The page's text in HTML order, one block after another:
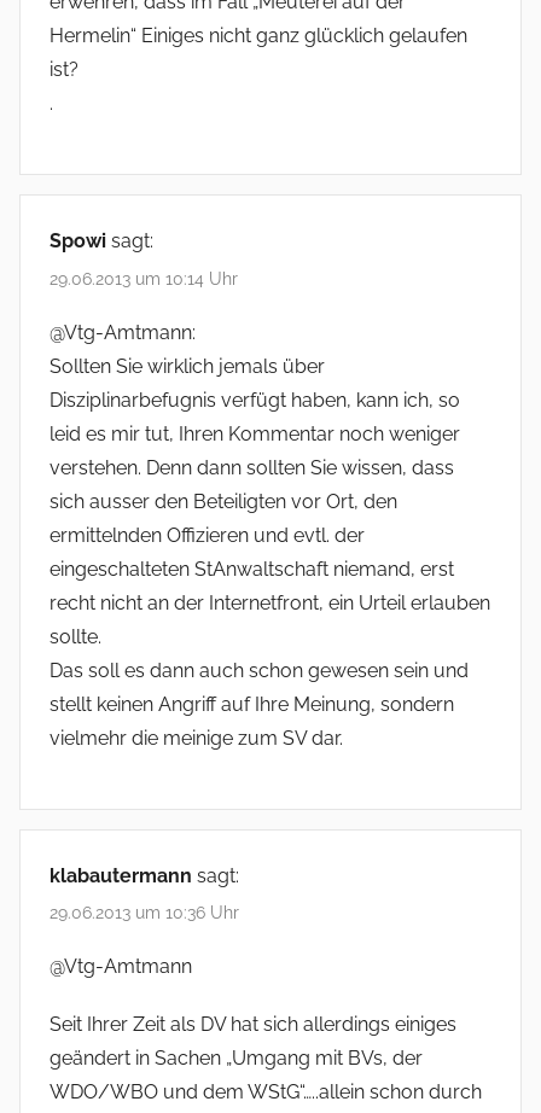
Hermelin“ Einiges nicht ganz glücklich gelaufen
ist?
.
Spowi sagt:
29.06.2013 um 10:14 Uhr
@Vtg-Amtmann:
Sollten Sie wirklich jemals über
Disziplinarbefugnis verfügt haben, kann ich, so
leid es mir tut, Ihren Kommentar noch weniger
verstehen. Denn dann sollten Sie wissen, dass
sich ausser den Beteiligten vor Ort, den
ermittelnden Offizieren und evtl. der
eingeschalteten StAnwaltschaft niemand, erst
recht nicht an der Internetfront, ein Urteil erlauben
sollte.
Das soll es dann auch schon gewesen sein und
stellt keinen Angriff auf Ihre Meinung, sondern
vielmehr die meinige zum SV dar.
klabautermann sagt:
29.06.2013 um 10:36 Uhr
@Vtg-Amtmann
Seit Ihrer Zeit als DV hat sich allerdings einiges
geändert in Sachen „Umgang mit BVs, der
WDO/WBO und dem WStG“…..allein schon durch